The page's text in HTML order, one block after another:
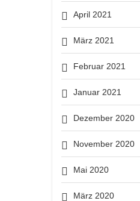
April 2021
März 2021
Februar 2021
Januar 2021
Dezember 2020
November 2020
Mai 2020
März 2020